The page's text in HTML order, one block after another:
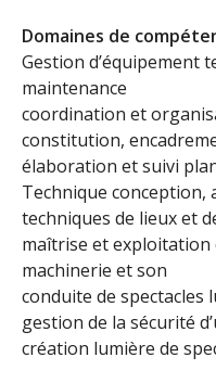
Domaines de
Gestion d’équipement
maintenance
coordination et
constitution,
élaboration et suivi
Technique conception,
techniques de lieux et
maîtrise et exploitation
machinerie et son
conduite de spectacles
gestion de la sécurité
création lumière de